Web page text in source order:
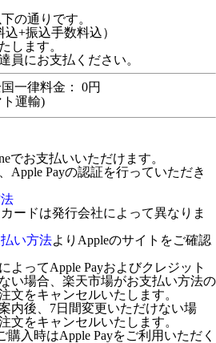
の通りです。
+振込手数料込）
します。
員にお支払ください。
一律料金： 0円
運輸)
でお支払いいただけます。
Apple Payの認証を行っていただき
ードは発行会社によって異なりま
い方法よりAppleのサイトをご確認
よってApple Payおよびクレジット
い場合、楽天市場がお支払い方法の
文をキャンセルいたします。
内後、7日間変更いただけない場
文をキャンセルいたします。
購入時はApple Payをご利用いただく